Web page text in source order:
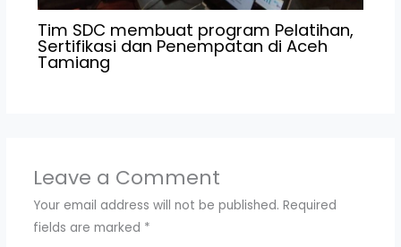
Tim SDC membuat program Pelatihan,
Sertifikasi dan Penempatan di Aceh
Tamiang
Leave a Comment
Your email address will not be published. Required
fields are marked *